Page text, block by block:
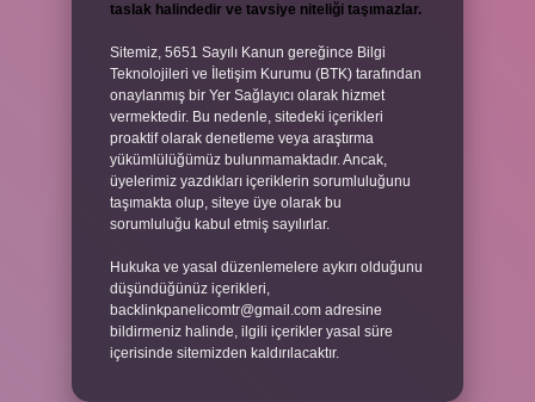
taslak halindedir ve tavsiye niteliği taşımazlar.
Sitemiz, 5651 Sayılı Kanun gereğince Bilgi
Teknolojileri ve İletişim Kurumu (BTK) tarafından
onaylanmış bir Yer Sağlayıcı olarak hizmet
vermektedir. Bu nedenle, sitedeki içerikleri
proaktif olarak denetleme veya araştırma
yükümlülüğümüz bulunmamaktadır. Ancak,
üyelerimiz yazdıkları içeriklerin sorumluluğunu
taşımakta olup, siteye üye olarak bu
sorumluluğu kabul etmiş sayılırlar.
Hukuka ve yasal düzenlemelere aykırı olduğunu
düşündüğünüz içerikleri,
backlinkpanelicomtr@gmail.com adresine
bildirmeniz halinde, ilgili içerikler yasal süre
içerisinde sitemizden kaldırılacaktır.